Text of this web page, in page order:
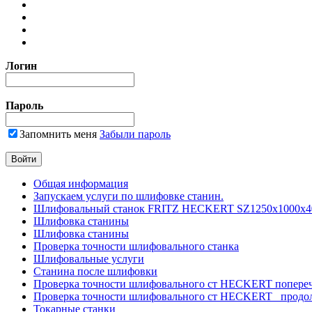
Логин
Пароль
Запомнить меня Забыли пароль
Общая информация
Запускаем услуги по шлифовке станин.
Шлифовальный станок FRITZ HECKERT
Шлифовка станины
Шлифовка станины
Проверка точности шлифовального станка
Шлифовальные услуги
Станина после шлифовки
Проверка точности шлифовального ст HECKERT
Проверка точности шлифовального ст HECKERT
Токарные станки